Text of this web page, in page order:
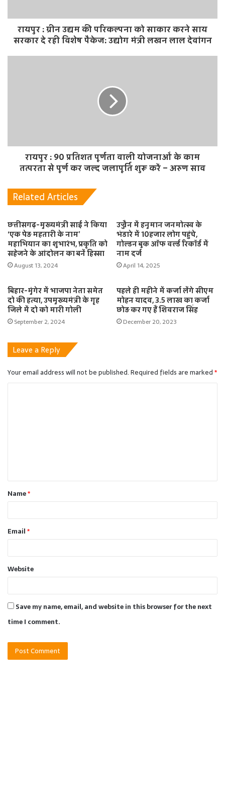
रायपुर : ग्रीन उद्यम की परिकल्पना को साकार करने साय
सरकार दे रही विशेष पैकेज: उद्योग मंत्री लखन लाल देवांगन
रायपुर : 90 प्रतिशत पूर्णता वाली योजनाओं के काम
तत्परता से पूर्ण कर जल्द जलापूर्ति शुरू करें – अरुण साव
Related Articles
छत्तीसगढ़-मुख्यमंत्री साई ने किया
‘एक पेड़ महतारी के नाम’
महाभियान का शुभारंभ, प्रकृति को
सहेजने के आंदोलन का बनें हिस्सा
August 13, 2024
उज्जैन में हनुमान जनमोत्स्व के
भंडारे में 10हजार लोग पहुंचे,
गोल्डन बुक ऑफ वर्ल्ड रिकॉर्ड में
नाम दर्ज
April 14, 2025
बिहार-मुंगेर में भाजपा नेता समेत
दो की हत्या, उपमुख्यमंत्री के गृह
जिले में दो को मारी गोली
September 2, 2024
पहले ही महीने में कर्जा लेंगे सीएम
मोहन यादव, 3.5 लाख का कर्जा
छोड़ कर गए हैं शिवराज सिंह
December 20, 2023
Leave a Reply
Your email address will not be published.Required fields are marked*
t
*Name*
Email*
Website
Save my name, email, and website in this browser for the next
time I comment.